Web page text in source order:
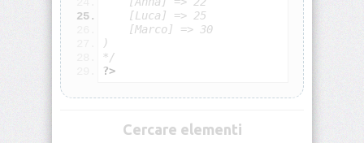
PHP:
Sicurezza
base
PHP:
Programmazione
[Luca] => 25
[Marco] => 30
)
*/
?>
Cercare elementi